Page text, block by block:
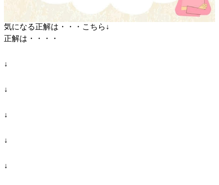
気になる正解は・・・こちら↓
正解は・・・・
↓
↓
↓
↓
↓